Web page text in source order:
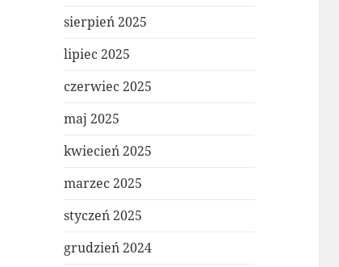
sierpień 2025
lipiec 2025
czerwiec 2025
maj 2025
kwiecień 2025
marzec 2025
styczeń 2025
grudzień 2024